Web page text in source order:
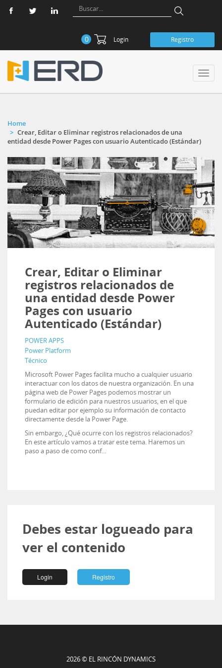
0 Login Registro
Home
Crear, Editar o Eliminar registros relacionados de una
entidad desde Power Pages con usuario Autenticado (Estándar)
Crear, Editar o Eliminar
registros relacionados de
una entidad desde Power
Pages con usuario
Autenticado (Estándar)
POWER APPS
Power Platform
Técnico
Microsoft Power Pages facilita mucho a cualquier usuario
interactuar con los datos de nuestra organización. En una
página web de Power Pages podemos mostrar un
formulario de edición para nuestros usuarios, en el que
puedan editar por ejemplo su información de contacto
directamente desde la Power Page.
Sin embargo, ¿Qué ocurre con los registros relacionados?
En este artículo vamos a tratar este tema. Haremos un
paso a paso de como conf...
Debes estar logueado para
ver el contenido
Login Registro
2026 © EL RINCÓN DYNAMICS